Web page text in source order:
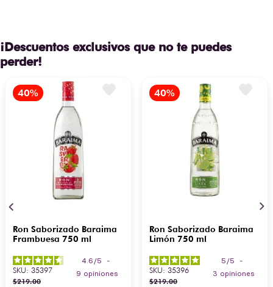
¡Descuentos exclusivos que no te puedes
perder!
Ron Saborizado Baraima
Frambuesa 750 ml
4.6 /5
-
9 opiniones
SKU: 35397
$219.00
Ron Saborizado Baraima
Limón 750 ml
5 /5
-
3 opiniones
SKU: 35396
$219.00